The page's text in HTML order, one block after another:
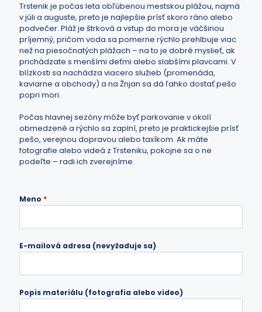
Trstenik je počas leta obľúbenou mestskou plážou, najmä
v júli a auguste, preto je najlepšie prísť skoro ráno alebo
podvečer. Pláž je štrková a vstup do mora je väčšinou
príjemný, pričom voda sa pomerne rýchlo prehlbuje viac
než na piesočnatých plážach – na to je dobré myslieť, ak
prichádzate s menšími deťmi alebo slabšími plavcami. V
blízkosti sa nachádza viacero služieb (promenáda,
kaviarne a obchody) a na Žnjan sa dá ľahko dostať pešo
popri mori.
Počas hlavnej sezóny môže byť parkovanie v okolí
obmedzené a rýchlo sa zaplní, preto je praktickejšie prísť
pešo, verejnou dopravou alebo taxíkom. Ak máte
fotografie alebo videá z Trsteniku, pokojne sa o ne
podeľte – radi ich zverejníme.
Meno *
E-mailová adresa (nevyžaduje sa)
Popis materiálu (fotografia alebo video)